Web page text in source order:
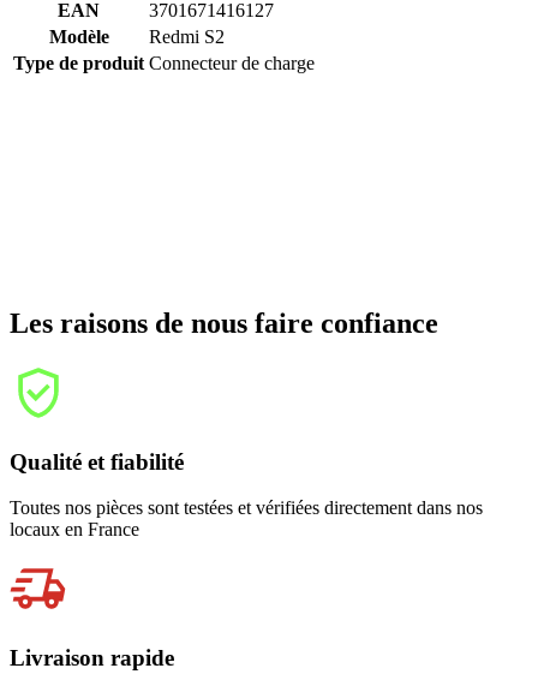
EAN
3701671416127
Modèle
Redmi S2
Type de produit Connecteur de charge
Les raisons de nous faire confiance
Qualité et fiabilité
Toutes nos pièces sont testées et vérifiées directement dans nos
locaux en France
Livraison rapide